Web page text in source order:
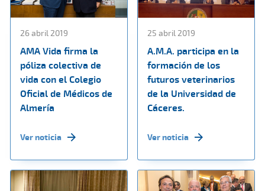
26 abril 2019
AMA Vida firma la
póliza colectiva de
vida con el Colegio
Oficial de Médicos de
Almería
Ver noticia
25 abril 2019
A.M.A. participa en la
formación de los
futuros veterinarios
de la Universidad de
Cáceres.
Ver noticia